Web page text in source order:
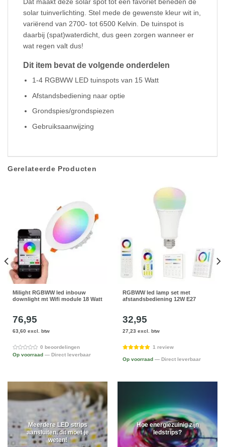
Dat maakt deze solar spot tot een favoriet beneden de
solar tuinverlichting. Stel mede de gewenste kleur wit in,
variërend van 2700- tot 6500 Kelvin. De tuinspot is
daarbij (spat)waterdicht, dus geen zorgen wanneer er
wat regen valt dus!
Dit item bevat de volgende onderdelen
1-4 RGBWW LED tuinspots van 15 Watt
Afstandsbediening naar optie
Grondspies/grondspiezen
Gebruiksaanwijzing
Gerelateerde Producten
Milight RGBWW led inbouw
downlight mt Wifi module 18 Watt
76,95
63,60 excl. btw
0 beoordelingen
Op voorraad — Direct leverbaar
RGBWW led lamp set met
afstandsbediening 12W E27
32,95
27,23 excl. btw
1 review
Op voorraad — Direct leverbaar
Meerdere LED strips
aansluiten, dit moet je
weten!
Hoe energiezuinig zijn
ledstrips?